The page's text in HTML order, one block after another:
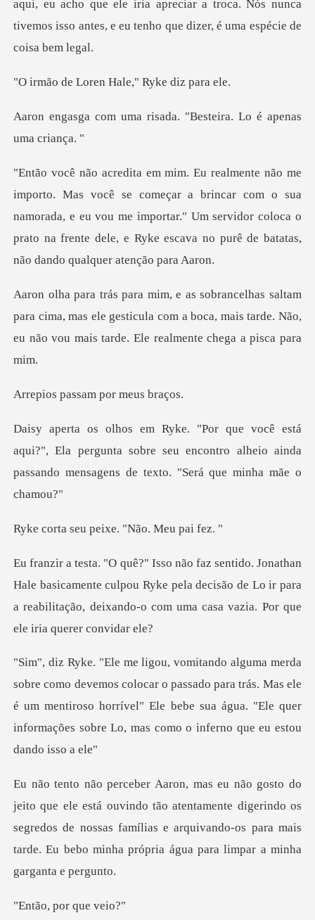
aqui, eu acho que ele iria apreci
ren Hale," Ryk
risada. "Besteira. Lo
brincar com o sua
namorada, e eu vou me importar." Um servidor coloca o
prato na f
ra cima, mas ele gesticula com a boca, mais tarde. Não,
eu
assam por
?", Ela pergunta sobre seu encontro alheio ainda
passa
peixe. "Não.
asicamente culpou Ryke pela decisão de Lo ir para
a reabilitação,
car o passado para trás. Mas ele
é um mentiroso horrível" Ele bebe sua água. "
tão atentamente digerindo os
segredos de nossas famílias e arquivando-os para
por qu